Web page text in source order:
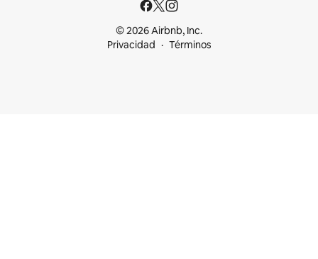
© 2026 Airbnb, Inc.
Privacidad
Términos